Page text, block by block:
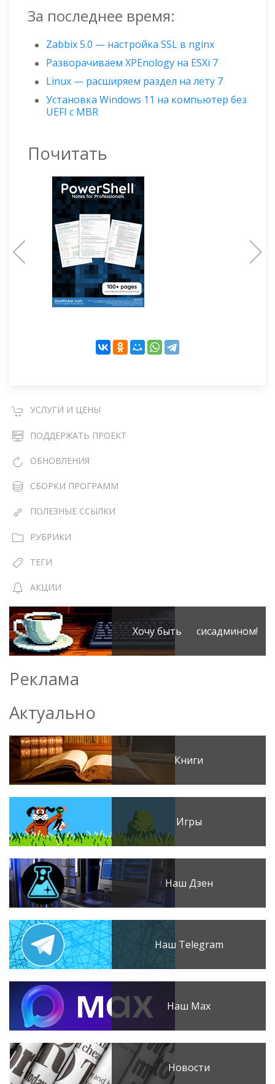
За последнее время:
Zabbix 5.0 — настройка SSL в nginx
Разворачиваем XPEnology на ESXi 7
Linux — расширяем раздел на лету 7
Установка Windows 11 на компьютер без
UEFI с MBR
Почитать
УСЛУГИ И ЦЕНЫ
ПОДДЕРЖАТЬ ПРОЕКТ
ОБНОВЛЕНИЯ
СБОРКИ ПРОГРАММ
ПОЛЕЗНЫЕ ССЫЛКИ
РУБРИКИ
ТЕГИ
АКЦИИ
Хочу быть сисадмином!
Реклама
Актуально
Книги
Игры
Наш Дзен
Наш Telegram
Наш Max
Новости